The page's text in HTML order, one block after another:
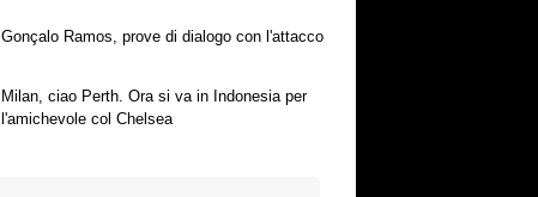
Gonçalo Ramos, prove di dialogo con l'attacco
Milan, ciao Perth. Ora si va in Indonesia per
l'amichevole col Chelsea